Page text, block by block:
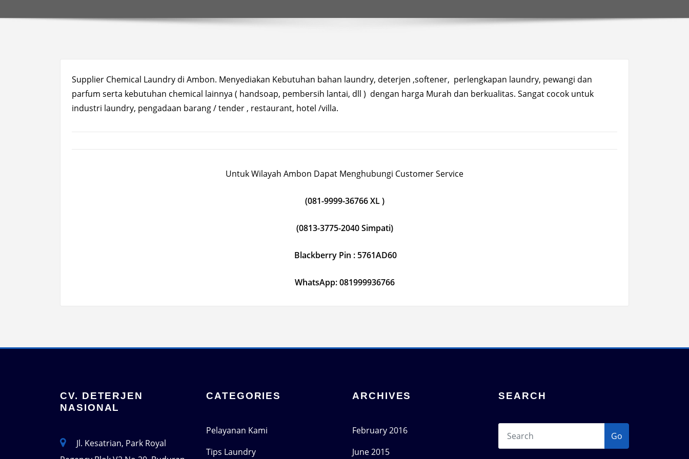
Supplier Chemical Laundry di Ambon. Menyediakan Kebutuhan bahan laundry, deterjen ,softener, perlengkapan laundry, pewangi dan
parfum serta kebutuhan chemical lainnya ( handsoap, pembersih lantai, dll ) dengan harga Murah dan berkualitas. Sangat cocok untuk
industri laundry, pengadaan barang / tender , restaurant, hotel /villa.
Untuk Wilayah Ambon Dapat Menghubungi Customer Service
(081-9999-36766 XL )
(0813-3775-2040 Simpati)
Blackberry Pin : 5761AD60
WhatsApp: 081999936766
CV. DETERJEN
NASIONAL
Jl. Kesatrian, Park Royal
CATEGORIES
Pelayanan Kami
Tips Laundry
ARCHIVES
February 2016
June 2015
SEARCH
Go